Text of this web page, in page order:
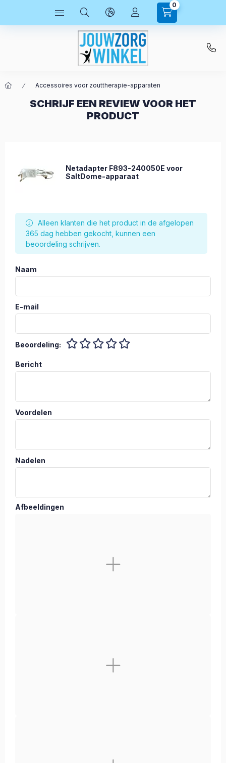
0
Accessoires voor zouttherapie-apparaten
SCHRIJF EEN REVIEW VOOR HET
PRODUCT
Netadapter F893-240050E voor
SaltDome-apparaat
Alleen klanten die het product in de afgelopen
365 dag hebben gekocht, kunnen een
beoordeling schrijven.
Naam
E-mail
Beoordeling:
Bericht
Voordelen
Nadelen
Afbeeldingen